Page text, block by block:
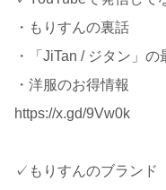
・もりすんの裏話
・「JiTan / ジタン」の
・洋服のお得情報
https://x.gd/9Vw0k
✓もりすんのブランド